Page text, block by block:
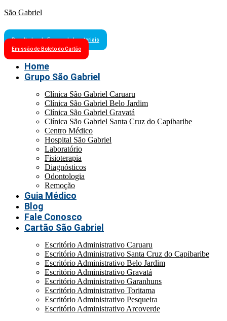
São Gabriel
Resultados de Exames Laboratoriais
Emissão de Boleto do Cartão
Home
Grupo São Gabriel
Clínica São Gabriel Caruaru
Clínica São Gabriel Belo Jardim
Clínica São Gabriel Gravatá
Clínica São Gabriel Santa Cruz do Capibaribe
Centro Médico
Hospital São Gabriel
Laboratório
Fisioterapia
Diagnósticos
Odontologia
Remoção
Guia Médico
Blog
Fale Conosco
Cartão São Gabriel
Escritório Administrativo Caruaru
Escritório Administrativo Santa Cruz do Capibaribe
Escritório Administrativo Belo Jardim
Escritório Administrativo Gravatá
Escritório Administrativo Garanhuns
Escritório Administrativo Toritama
Escritório Administrativo Pesqueira
Escritório Administrativo Arcoverde